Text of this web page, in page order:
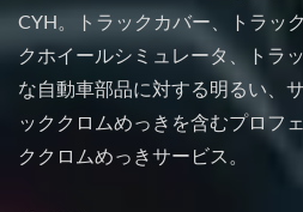
CYH。トラックカバー、トラッ
クホイールシミュレータ、トラ
な自動車部品に対する明るい、
ッククロムめっきを含むプロフ
ククロムめっきサービス。